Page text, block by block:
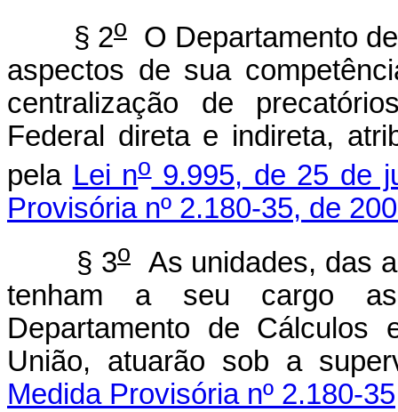
§ 2o
O Departamento
aspectos de sua
centralização de
Federal direta e indireta,
pela Lei no9.995, de 25 de
Provisória nº 2.180-35, de
§ 3o
As unidades, das
tenham a seu cargo
Departamento de Cálculos
União, atuarão sob a
Medida Provisória nº 2.180-